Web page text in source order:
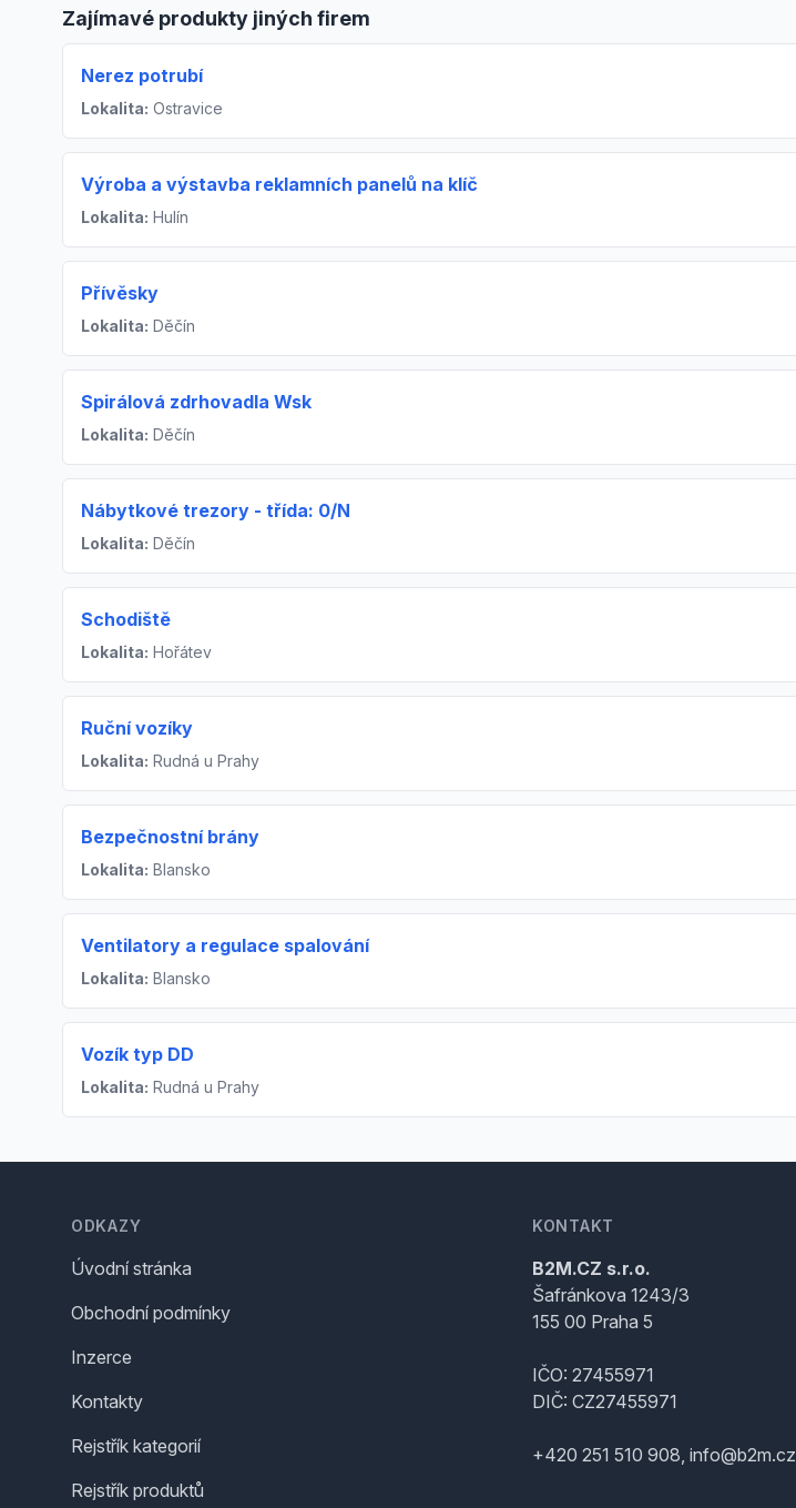
Zajímavé produkty jiných firem
Nerez potrubí
Lokalita: Ostravice
Výroba a výstavba reklamních panelů na klíč
Lokalita: Hulín
Přívěsky
Lokalita: Děčín
Spirálová zdrhovadla Wsk
Lokalita: Děčín
Nábytkové trezory - třída: 0/N
Lokalita: Děčín
Schodiště
Lokalita: Hořátev
Ruční vozíky
Lokalita: Rudná u Prahy
Bezpečnostní brány
Lokalita: Blansko
Ventilatory a regulace spalování
Lokalita: Blansko
Vozík typ DD
Lokalita: Rudná u Prahy
ODKAZY
Úvodní stránka
Obchodní podmínky
Inzerce
Kontakty
Rejstřík kategorií
Rejstřík produktů
KONTAKT
B2M.CZ s.r.o.
Šafránkova 1243/3
155 00 Praha 5
IČO: 27455971
DIČ: CZ27455971
+420 251 510 908, info@b2m.cz